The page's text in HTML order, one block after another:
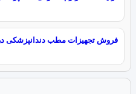
فروش تجهیزات مطب دندانپزشکی